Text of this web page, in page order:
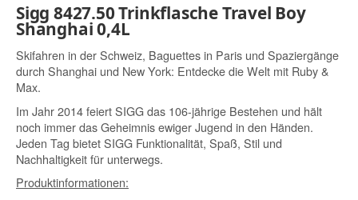
Sigg 8427.50 Trinkflasche Travel Boy
Shanghai 0,4L
Skifahren in der Schweiz, Baguettes in Paris und Spaziergänge
durch Shanghai und New York: Entdecke die Welt mit Ruby &
Max.
Im Jahr 2014 feiert SIGG das 106-jährige Bestehen und hält
noch immer das Geheimnis ewiger Jugend in den Händen.
Jeden Tag bietet SIGG Funktionalität, Spaß, Stil und
Nachhaltigkeit für unterwegs.
Produktinformationen: